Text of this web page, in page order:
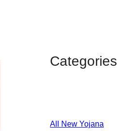
Categories
All New Yojana